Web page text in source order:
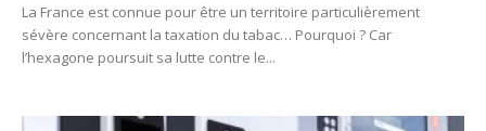
La France est connue pour être un territoire particulièrement
sévère concernant la taxation du tabac… Pourquoi ? Car
l’hexagone poursuit sa lutte contre le...